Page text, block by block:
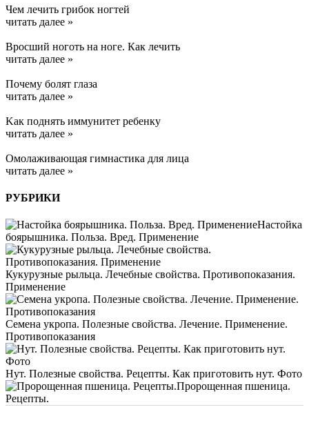
Чем лечить грибок ногтей
читать далее »
Вросший ноготь на ноге. Как лечить
читать далее »
Почему болят глаза
читать далее »
Kак поднять иммунитет ребенку
читать далее »
Омолаживающая гимнастика для лица
читать далее »
РУБРИКИ
Настойка
боярышника. Польза. Вред. Применение
Кукурузные рыльца. Лечебные свойства. Противопоказания.
Применение
Семена укропа. Полезные свойства. Лечение. Применение.
Противопоказания
Нут. Полезные свойства. Рецепты. Как приготовить нут. Фото
Пророщенная пшеница.
Рецепты.